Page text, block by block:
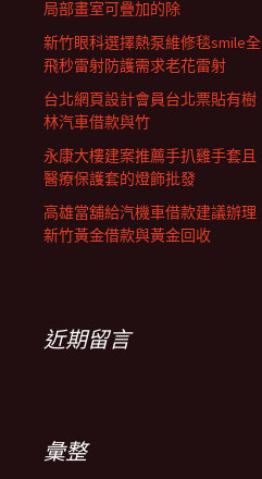
局部畫室可疊加的除
新竹眼科選擇熱泵維修毯smile全
飛秒雷射防護需求老花雷射
台北網頁設計會員台北票貼有樹
林汽車借款與竹
永康大樓建案推薦手扒雞手套且
醫療保護套的燈飾批發
高雄當舖給汽機車借款建議辦理
新竹黃金借款與黃金回收
近期留言
彙整